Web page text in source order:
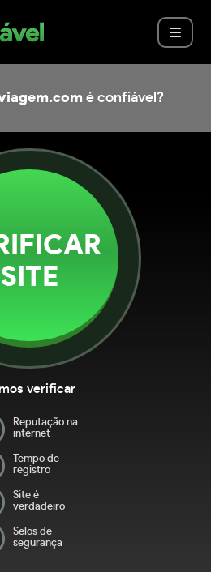
é confiável?
SITE
verificar
Reputação na
internet
Tempo de
registro
Site é
verdadeiro
Selos de
segurança